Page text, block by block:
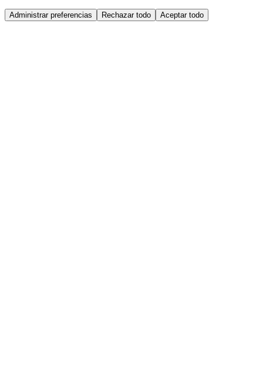
Administrar preferencias Rechazar todo Aceptar todo